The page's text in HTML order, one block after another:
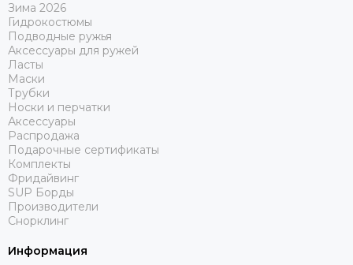
Зима 2026
Гидрокостюмы
Подводные ружья
Аксессуары для ружей
Ласты
Маски
Трубки
Носки и перчатки
Аксессуары
Распродажа
Подарочные сертификаты
Комплекты
Фридайвинг
SUP Борды
Производители
Снорклинг
Информация